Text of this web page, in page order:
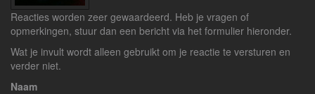
Reacties worden zeer gewaardeerd. Heb je vragen of
opmerkingen, stuur dan een bericht via het formulier hieronder.
Wat je invult wordt alleen gebruikt om je reactie te versturen en
verder niet.
Naam